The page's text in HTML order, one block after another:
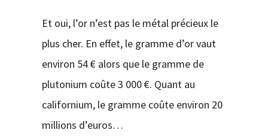
Et oui, l’or n’est pas le métal précieux le
plus cher. En effet, le gramme d’or vaut
environ 54 € alors que le gramme de
plutonium coûte 3 000 €. Quant au
californium, le gramme coûte environ 20
millions d’euros…